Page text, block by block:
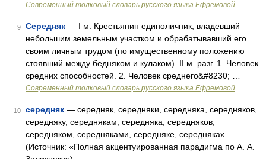
Современный толковый словарь русского языка Ефремовой
9 Середняк — I м. Крестьянин единоличник, владевший
небольшим земельным участком и обрабатывавший его
своим личным трудом (по имущественному положению
стоявший между бедняком и кулаком). II м. разг. 1. Человек
средних способностей. 2. Человек среднего&#8230; …
Современный толковый словарь русского языка Ефремовой
10 середняк — середняк, середняки, середняка, середняков,
середняку, середнякам, середняка, середняков,
середняком, середняками, середняке, середняках
(Источник: «Полная акцентуированная парадигма по А. А.